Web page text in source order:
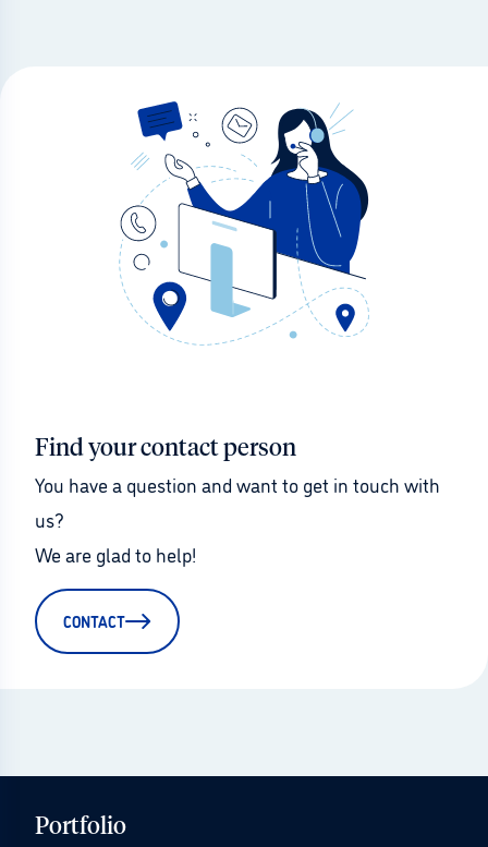
Find your contact person
You have a question and want to get in touch with
us?
We are glad to help!
CONTACT
Portfolio